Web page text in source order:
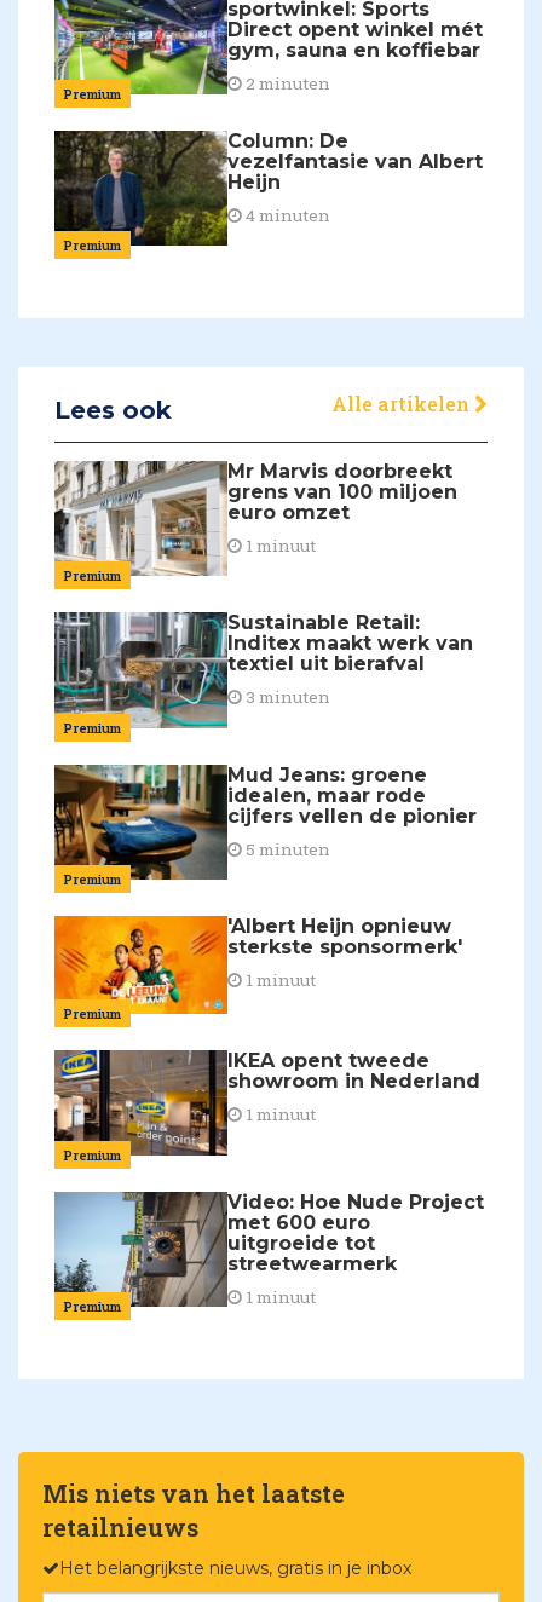
Premium
sportwinkel: Sports
Direct opent winkel mét
gym, sauna en koffiebar
2 minuten
Premium
Column: De
vezelfantasie van Albert
Heijn
4 minuten
Lees ook Alle artikelen
Premium
Mr Marvis doorbreekt
grens van 100 miljoen
euro omzet
1 minuut
Premium
Sustainable Retail:
Inditex maakt werk van
textiel uit bierafval
3 minuten
Premium
Mud Jeans: groene
idealen, maar rode
cijfers vellen de pionier
5 minuten
Premium
'Albert Heijn opnieuw
sterkste sponsormerk'
1 minuut
Premium
IKEA opent tweede
showroom in Nederland
1 minuut
Premium
Video: Hoe Nude Project
met 600 euro
uitgroeide tot
streetwearmerk
1 minuut
Mis niets van het laatste
retailnieuws
Het belangrijkste nieuws, gratis in je inbox